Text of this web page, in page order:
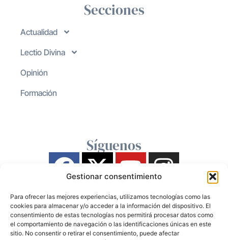
Gestionar consentimiento
Para ofrecer las mejores experiencias, utilizamos tecnologías como las
cookies para almacenar y/o acceder a la información del dispositivo. El
consentimiento de estas tecnologías nos permitirá procesar datos como
el comportamiento de navegación o las identificaciones únicas en este
sitio. No consentir o retirar el consentimiento, puede afectar
Secciones
Actualidad
Lectio Divina
Opinión
Formación
Síguenos